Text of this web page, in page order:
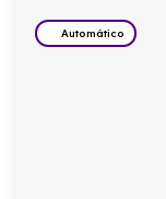
Automático